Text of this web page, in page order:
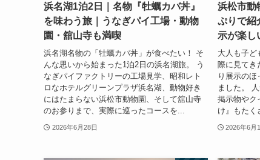
浜名湖1泊2日｜名物『牡蠣カバ丼』
を味わう旅｜うなぎパイ工場・動物
園・舘山寺も満喫
浜名湖名物の「牡蠣カバ丼」が食べたい！ そ
んな思いから始まった1泊2日の浜名湖旅。 う
なぎパイファクトリーの工場見学、昭和レト
ロなホテルグリーンプラザ浜名湖、動物好き
にはたまらない浜松市動物園、そして舘山寺
のお参りまで、実際に巡ったコースを...
2026年6月28日
浜松市動
ぷりで紹
示が楽し
大人も子ど
際に見てき
り展示のほ
ました。
掲示物やク
け』もたく
2026年6月